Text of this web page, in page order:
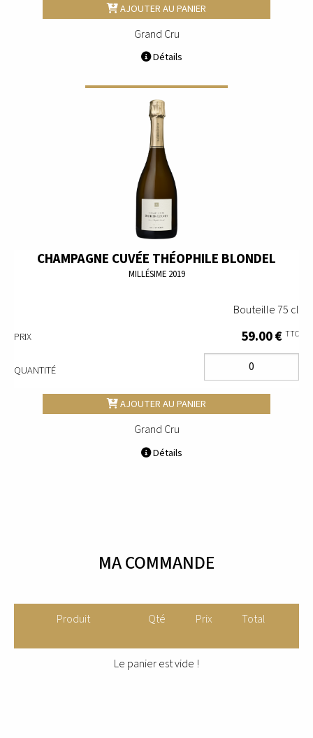
AJOUTER AU PANIER
Grand Cru
Détails
CHAMPAGNE CUVÉE THÉOPHILE BLONDEL
MILLÉSIME 2019
Bouteille 75 cl
PRIX 59.00 € TTC
QUANTITÉ
AJOUTER AU PANIER
Grand Cru
Détails
MA COMMANDE
Produit Qté Prix Total
Le panier est vide !